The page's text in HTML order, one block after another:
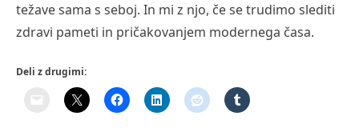
težave sama s seboj. In mi z njo, če se trudimo slediti
zdravi pameti in pričakovanjem modernega časa.
Deli z drugimi: